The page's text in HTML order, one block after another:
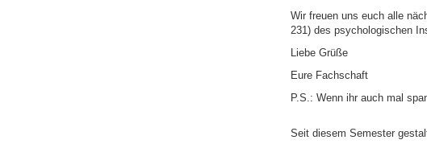
Wir freuen uns euch alle
231) des psychologischen
Liebe Grüße
Eure Fachschaft
P.S.: Wenn ihr auch mal
Seit diesem Semester